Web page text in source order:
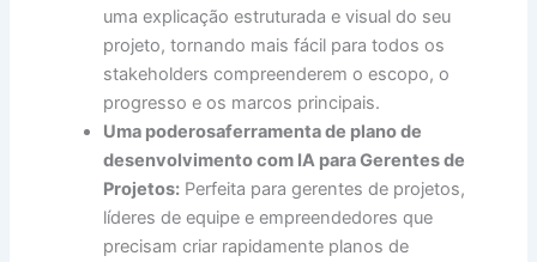
uma explicação estruturada e visual do seu
projeto, tornando mais fácil para todos os
stakeholders compreenderem o escopo, o
progresso e os marcos principais.
Uma poderosaferramenta de plano de
desenvolvimento com IA para Gerentes de
Projetos: Perfeita para gerentes de projetos,
líderes de equipe e empreendedores que
precisam criar rapidamente planos de